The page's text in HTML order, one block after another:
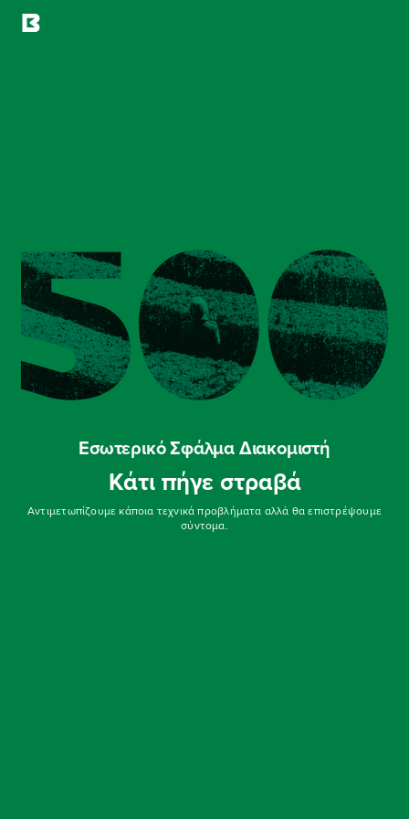
Εσωτερικό Σφάλμα Διακομιστή
Κάτι πήγε στραβά
Αντιμετωπίζουμε κάποια τεχνικά προβλήματα αλλά θα επιστρέψουμε
σύντομα.